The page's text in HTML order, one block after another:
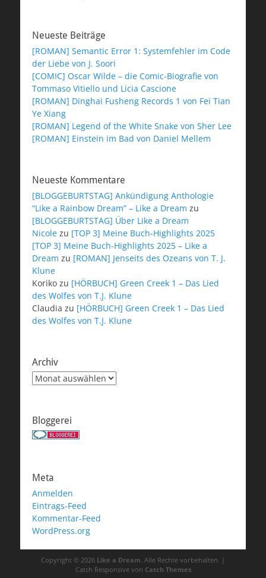
Neueste Beiträge
[ROMAN] Semantic Error 1: Systemfehler im Code
der Liebe von J. Soori
[COMIC] Oscar Wilde – die Comic-Biografie von
Tommaso Vitiello und Licia Cascione
[ROMAN] Dinghai Fusheng Records 1 von Fei Tian
Ye Xiang
[ROMAN] Legend of the White Snake von Sher Lee
[ROMAN] Einstein im Bad von Daniel Mellem
Neueste Kommentare
[BLOGGEBURTSTAG] Ankündigung Anthologie
“Like a Rainbow Dream” – Like a Dream zu
[BLOGGEBURTSTAG] Über Like a Dream
Nicole zu [TOP 3] Meine Buch-Highlights 2025
[TOP 3] Meine Buch-Highlights 2025 – Like a
Dream zu [ROMAN] Jenseits des Ozeans von T. J.
Klune
Koriko zu [HÖRBUCH] Green Creek 1 – Das Lied
des Wolfes von T.J. Klune
Claudia zu [HÖRBUCH] Green Creek 1 – Das Lied
des Wolfes von T.J. Klune
Archiv
Archiv
Bloggerei
Meta
Anmelden
Eintrags-Feed
Kommentar-Feed
WordPress.org
Copyright © 2026 Like a Dream . Alle Rechte vorbehalten. |
Catch Responsive von Catch Themes